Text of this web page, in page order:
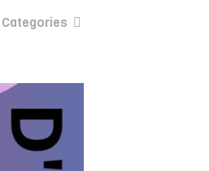
Categories